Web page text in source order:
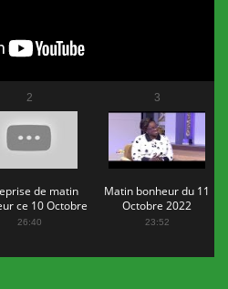
2
de matin
ce 10 Octobre
2022
26:40
3
Matin bonheur du 11
Octobre 2022
23:52